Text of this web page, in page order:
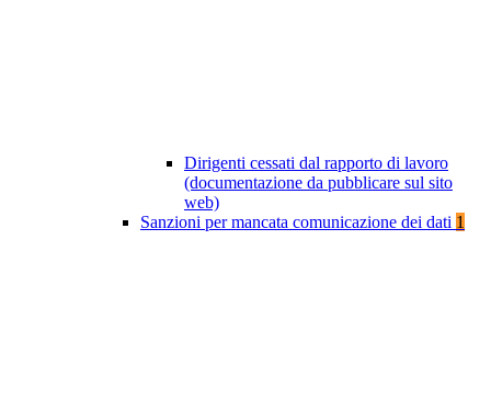
Dirigenti cessati dal rapporto di lavoro
(documentazione da pubblicare sul sito
web)
Sanzioni per mancata comunicazione dei dati 1